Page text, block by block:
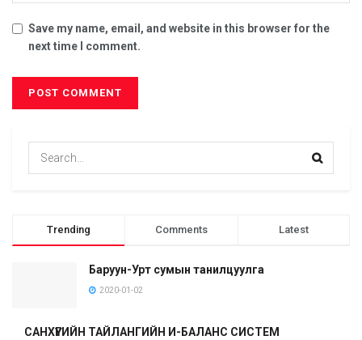
Save my name, email, and website in this browser for the
next time I comment.
Trending Comments Latest
Баруун-Урт сумын танилцуулга
2020-01-02
САНХҮҮГИЙН ТАЙЛАНГИЙН И-БАЛАНС СИСТЕМ